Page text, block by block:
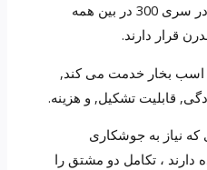
فولادهای ضد زنگ آستنیتی در سری 300 در بین همه
قرار دارند.
یک اسب بخار خدمت می کند,
قابلیت تشکیل, و هزینه.
که نیاز به جوشکاری
، تکامل دو مشتق را